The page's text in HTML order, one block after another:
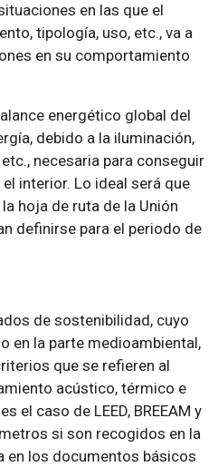
en las que el
tipología, uso, etc., va a
en su comportamiento
energético global del
debido a la iluminación,
necesaria para conseguir
interior. Lo ideal será que
hoja de ruta de la Unión
definirse para el periodo de
de sostenibilidad, cuyo
en la parte medioambiental,
que se refieren al
acústico, térmico e
el caso de LEED, BREEAM y
si son recogidos en la
en los documentos básicos